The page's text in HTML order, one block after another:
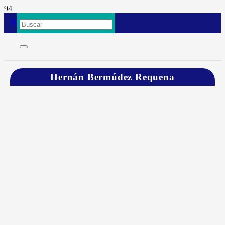
Hernán Bermúdez Requena